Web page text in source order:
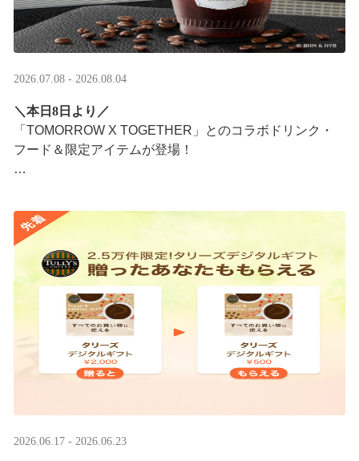
2026.07.08 - 2026.08.04
＼本日8日より／
「TOMORROW X TOGETHER」とのコラボドリンク・
フード＆限定アイテムが登場！
2026.06.17 - 2026.06.23